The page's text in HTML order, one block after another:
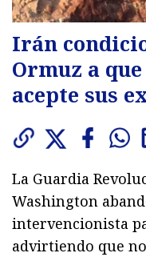
Irán
Ormuz a
acepte sus
La Guardia
Washington
intervencionista
advirtiendo que